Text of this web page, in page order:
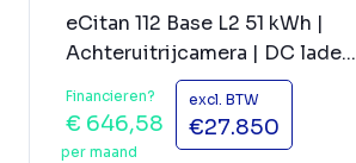
eCitan 112 Base L2 51 kWh |
Achteruitrijcamera | DC lade...
Financieren?
€ 646,58
per maand
excl. BTW
€27.850